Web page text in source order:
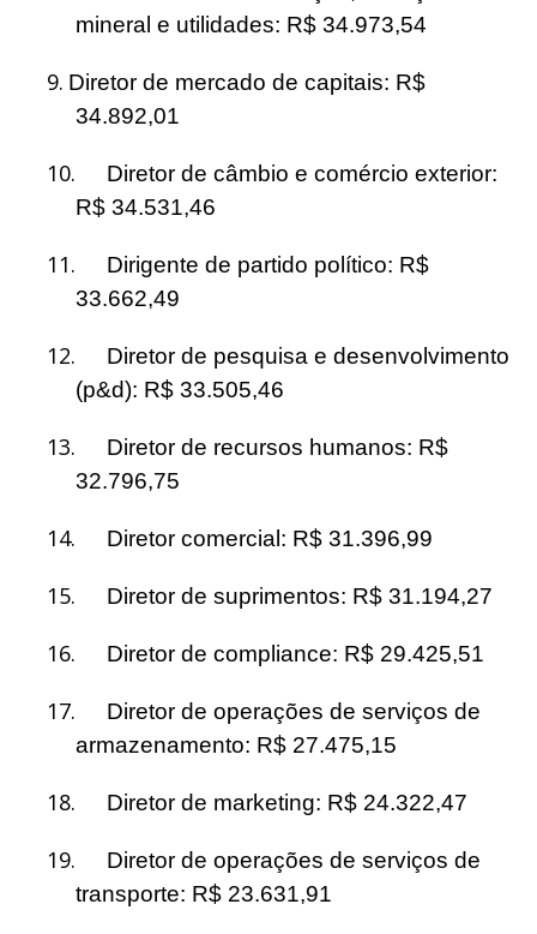
mineral e utilidades: R$ 34.973,54
9. Diretor de mercado de capitais: R$
34.892,01
10.
Diretor de câmbio e comércio exterior:
R$ 34.531,46
11.
Dirigente de partido político: R$
33.662,49
12.
Diretor de pesquisa e desenvolvimento
(p&d): R$ 33.505,46
13.
Diretor de recursos humanos: R$
32.796,75
14. Diretor comercial: R$ 31.396,99
15. Diretor de suprimentos: R$ 31.194,27
16. Diretor de compliance: R$ 29.425,51
17.
Diretor de operações de serviços de
armazenamento: R$ 27.475,15
18. Diretor de marketing: R$ 24.322,47
19.
Diretor de operações de serviços de
transporte: R$ 23.631,91